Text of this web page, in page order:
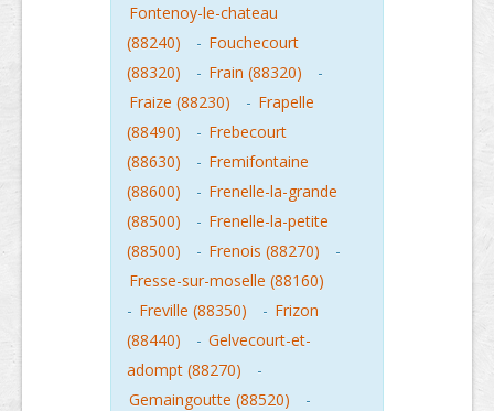
Fontenoy-le-chateau
(88240)
- Fouchecourt
(88320)
- Frain (88320)
-
Fraize (88230)
- Frapelle
(88490)
- Frebecourt
(88630)
- Fremifontaine
(88600)
- Frenelle-la-grande
(88500)
- Frenelle-la-petite
(88500)
- Frenois (88270)
-
Fresse-sur-moselle (88160)
- Freville (88350) - Frizon
(88440)
- Gelvecourt-et-
adompt (88270)
-
Gemaingoutte (88520)
-